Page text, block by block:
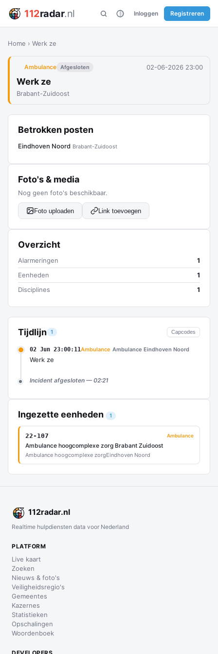
112radar.nl Inloggen Registreren
Home › Werk ze
Ambulance Afgesloten 02-06-2026 23:00
Werk ze
Brabant-Zuidoost
Tijdlijn 1 Capcodes
02 Jun 23:00:11Ambulance Ambulance Eindhoven Noord
Werk ze
Incident afgesloten — 02:21
Ingezette eenheden 1
22-107 Ambulance
Ambulance hoogcomplexe zorg Brabant Zuidoost
Ambulance hoogcomplexe zorgEindhoven Noord
Betrokken posten
Eindhoven Noord Brabant-Zuidoost
Foto's & media
Nog geen foto's beschikbaar.
Foto uploaden Link toevoegen
Overzicht
Alarmeringen
1
Eenheden
1
Disciplines
1
112radar.nl
Realtime hulpdiensten data voor Nederland
PLATFORM
Live kaart
Zoeken
Nieuws & foto's
Veiligheidsregio's
Gemeentes
Kazernes
Statistieken
Opschalingen
Woordenboek